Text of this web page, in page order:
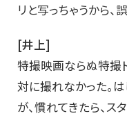
リと写っちゃうから、
[井上]
特撮映画ならぬ特撮
対に撮れなかった。
が、慣れてきたら、